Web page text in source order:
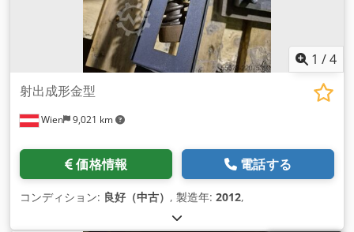
1 /4
Wien 9,021 km
射出成形金型
価格情報 電話する
コンディション: 良好（中古） , 製造年: 2012,